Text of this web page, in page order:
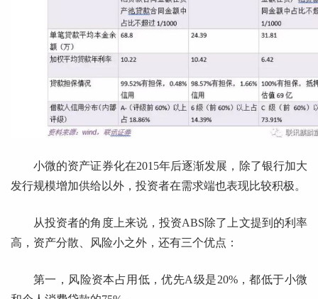
小微的资产证券化在2015年后逐渐发展，除了银行加大
发行规模增加供给以外，投资者在需求端也表现比较积极。
从投资者的角度上来说，投资ABS除了上文提到的利率
高，资产分散、风险小之外，还有三个优点：
第一，风险资本占用低，优先A级是20%，都低于小微